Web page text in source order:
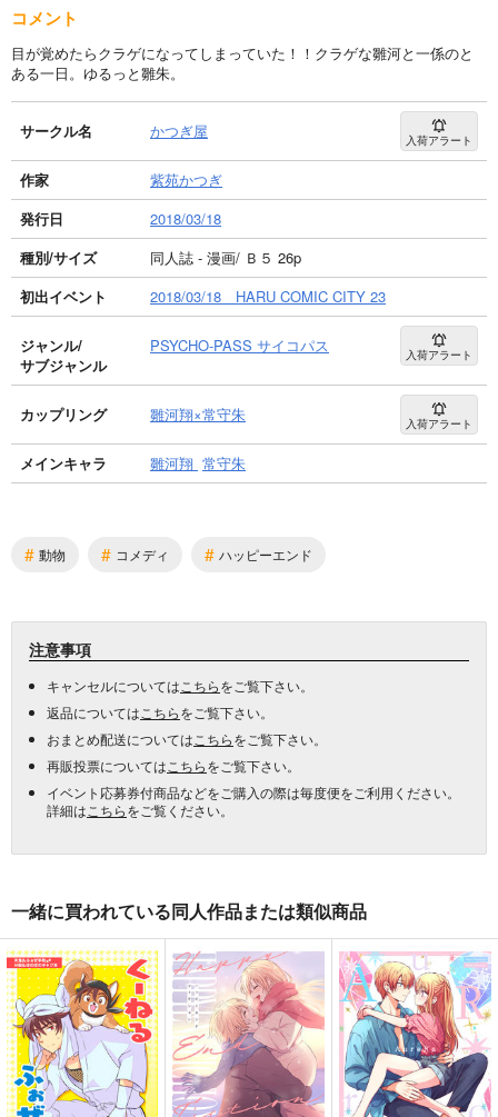
コメント
目が覚めたらクラゲになってしまっていた！！クラゲな雛河と一係のと
ある一日。ゆるっと雛朱。
サークル名 かつぎ屋 入荷アラート
作家
紫苑かつぎ
発行日
2018/03/18
種別/サイズ
同人誌 - 漫画/ Ｂ５ 26p
初出イベント
2018/03/18 HARU COMIC CITY 23
ジャンル/
サブジャンル
PSYCHO-PASS サイコパス 入荷アラート
カップリング 雛河翔×常守朱 入荷アラート
メインキャラ 雛河翔 常守朱
# 動物 # コメディ # ハッピーエンド
注意事項
キャンセルについては こちらをご覧下さい。
返品については こちらをご覧下さい。
おまとめ配送については こちらをご覧下さい。
再販投票については こちらをご覧下さい。
イベント応募券付商品などをご購入の際は毎度便をご利用ください。
詳細は こちらをご覧ください。
一緒に買われている同人作品または類似商品